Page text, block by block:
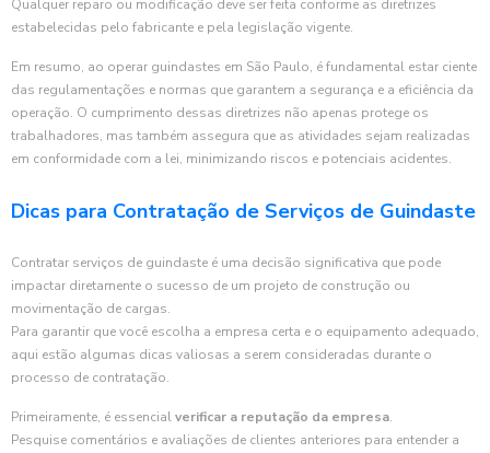
Qualquer reparo ou modificação deve ser feita conforme as diretrizes
estabelecidas pelo fabricante e pela legislação vigente.
Em resumo, ao operar guindastes em São Paulo, é fundamental estar ciente
das regulamentações e normas que garantem a segurança e a eficiência da
operação. O cumprimento dessas diretrizes não apenas protege os
trabalhadores, mas também assegura que as atividades sejam realizadas
em conformidade com a lei, minimizando riscos e potenciais acidentes.
Dicas para Contratação de Serviços de Guindaste
Contratar serviços de guindaste é uma decisão significativa que pode
impactar diretamente o sucesso de um projeto de construção ou
movimentação de cargas.
Para garantir que você escolha a empresa certa e o equipamento adequado,
aqui estão algumas dicas valiosas a serem consideradas durante o
processo de contratação.
Primeiramente, é essencialverificar a reputação da empresa.
Pesquise comentários e avaliações de clientes anteriores para entender a